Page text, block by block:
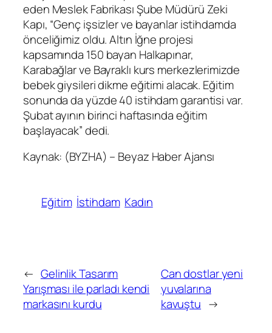
eden Meslek Fabrikası Şube Müdürü Zeki
Kapı, “Genç işsizler ve bayanlar istihdamda
önceliğimiz oldu. Altın İğne projesi
kapsamında 150 bayan Halkapınar,
Karabağlar ve Bayraklı kurs merkezlerimizde
bebek giysileri dikme eğitimi alacak. Eğitim
sonunda da yüzde 40 istihdam garantisi var.
Şubat ayının birinci haftasında eğitim
başlayacak” dedi.
Kaynak: (BYZHA) – Beyaz Haber Ajansı
Eğitim İstihdam Kadın
← Gelinlik Tasarım
Yarışması ile parladı kendi
markasını kurdu
Can dostlar yeni
yuvalarına
kavuştu →